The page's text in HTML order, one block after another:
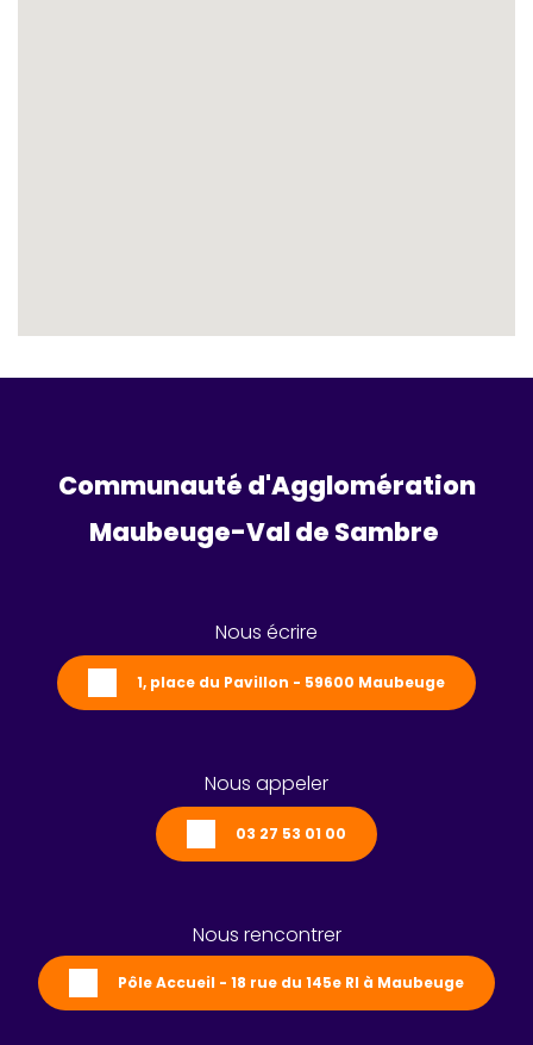
Communauté d'Agglomération
Maubeuge-Val de Sambre
Nous écrire
1, place du Pavillon - 59600 Maubeuge
Nous appeler
03 27 53 01 00
Nous rencontrer
Pôle Accueil - 18 rue du 145e RI à Maubeuge